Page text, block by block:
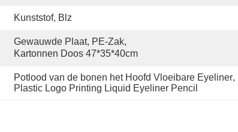
Kunststof, Blz
Gewauwde Plaat, PE-Zak,
Kartonnen Doos 47*35*40cm
Potlood van de bonen het Hoofd Vloeibare Eyeliner,
Plastic Logo Printing Liquid Eyeliner Pencil